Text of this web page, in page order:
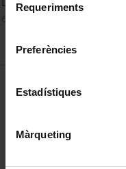
consultar laPolítica
de Requeriments
Preferències
Estadístiques
Màrqueting